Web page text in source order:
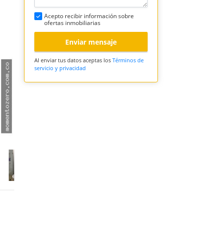
Acepto recibir información sobre
ofertas inmobiliarias
Enviar mensaje
Al enviar tus datos aceptas los Términos de
servicio y privacidad